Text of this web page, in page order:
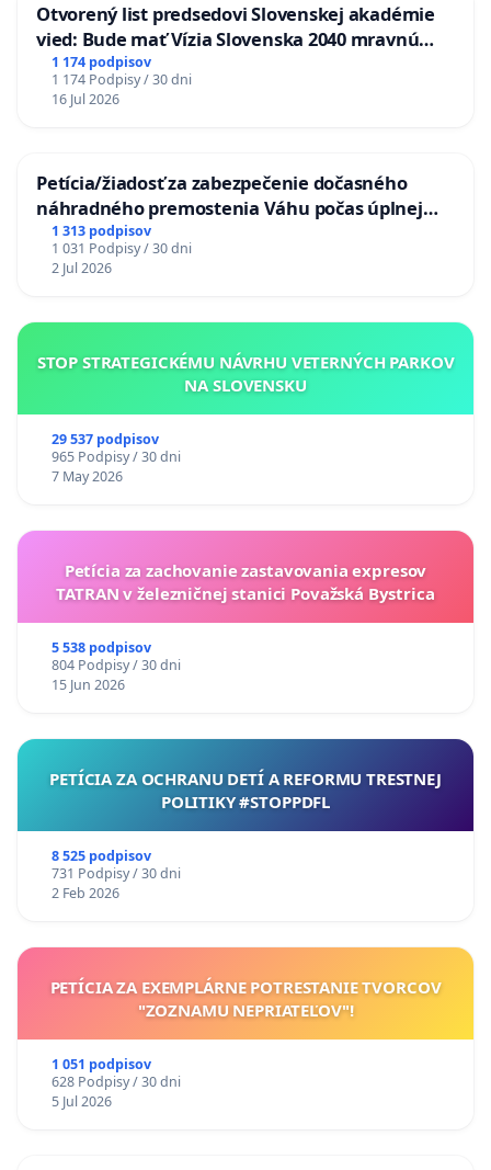
Otvorený list predsedovi Slovenskej akadémie
vied: Bude mať Vízia Slovenska 2040 mravnú
chrbticu?
1 174 podpisov
1 174 Podpisy / 30 dni
16 Jul 2026
Petícia/žiadosť za zabezpečenie dočasného
náhradného premostenia Váhu počas úplnej
uzávery Vážskeho mosta v Komárne
1 313 podpisov
1 031 Podpisy / 30 dni
2 Jul 2026
STOP STRATEGICKÉMU NÁVRHU VETERNÝCH PARKOV
NA SLOVENSKU
29 537 podpisov
965 Podpisy / 30 dni
7 May 2026
Petícia za zachovanie zastavovania expresov
TATRAN v železničnej stanici Považská Bystrica
5 538 podpisov
804 Podpisy / 30 dni
15 Jun 2026
PETÍCIA ZA OCHRANU DETÍ A REFORMU TRESTNEJ
POLITIKY #STOPPDFL
8 525 podpisov
731 Podpisy / 30 dni
2 Feb 2026
PETÍCIA ZA EXEMPLÁRNE POTRESTANIE TVORCOV
"ZOZNAMU NEPRIATEĽOV"!
1 051 podpisov
628 Podpisy / 30 dni
5 Jul 2026